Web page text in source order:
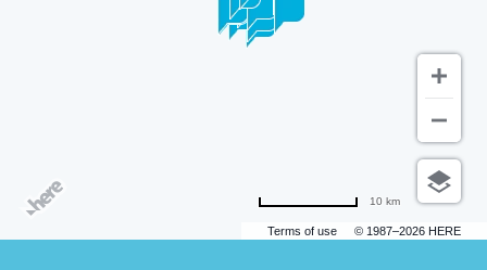
Terms of use © 1987–2026 HERE
10 km